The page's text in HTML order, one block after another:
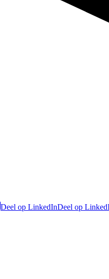
Deel op LinkedInDeel op